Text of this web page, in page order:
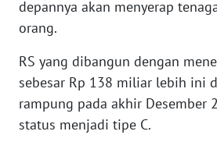
depannya akan menyerap
orang.
RS yang dibangun dengan
sebesar Rp 138 miliar lebih ini
rampung pada akhir Desember
status menjadi tipe C.
WN
SUMBAR
WN